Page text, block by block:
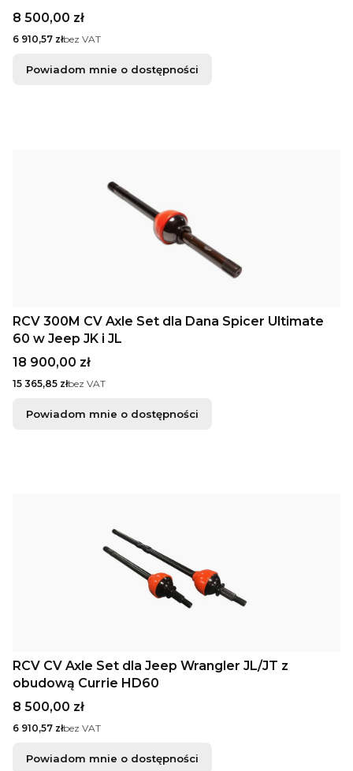
Cena
8 500,00 zł
Cena
6 910,57 złbez VAT
Powiadom mnie o dostępności
RCV 300M CV Axle Set dla Dana Spicer Ultimate
60 w Jeep JK i JL
Cena
18 900,00 zł
Cena
15 365,85 złbez VAT
Powiadom mnie o dostępności
RCV CV Axle Set dla Jeep Wrangler JL/JT z
obudową Currie HD60
Cena
8 500,00 zł
Cena
6 910,57 złbez VAT
Powiadom mnie o dostępności